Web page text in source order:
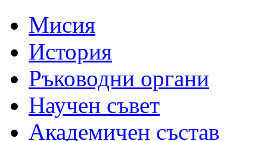
Мисия
История
Ръководни органи
Научен съвет
Академичен състав